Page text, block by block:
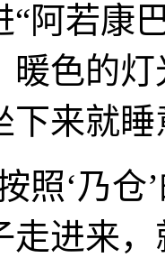
若康巴
暖色的
下来就
‘乃仓’
走进来